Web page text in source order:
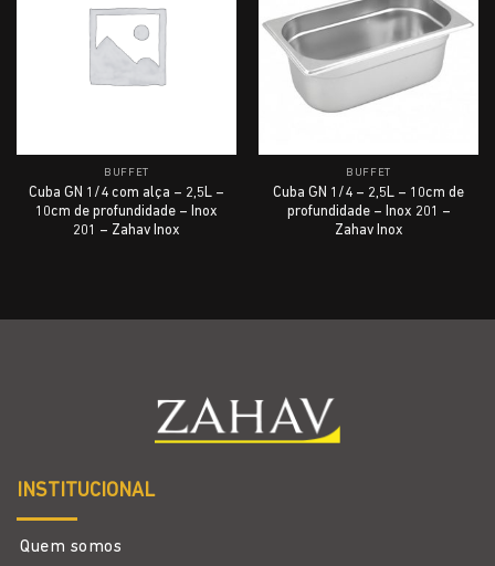
BUFFET
Cuba GN 1/4 com alça – 2,5L –
10cm de profundidade – Inox
201 – Zahav Inox
BUFFET
Cuba GN 1/4 – 2,5L – 10cm de
profundidade – Inox 201 –
Zahav Inox
INSTITUCIONAL
Quem somos